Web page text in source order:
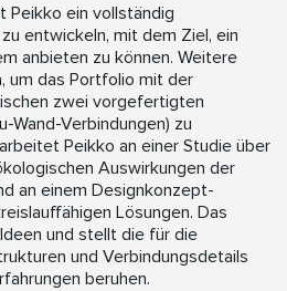
Peikko ein vollständig
entwickeln, mit dem Ziel, ein
anbieten zu können. Weitere
um das Portfolio mit der
zwei vorgefertigten
Wand-Verbindungen) zu
Peikko an einer Studie über
Auswirkungen der
an einem Designkonzept-
Lösungen. Das
und stellt die für die
und Verbindungsdetails
beruhen.